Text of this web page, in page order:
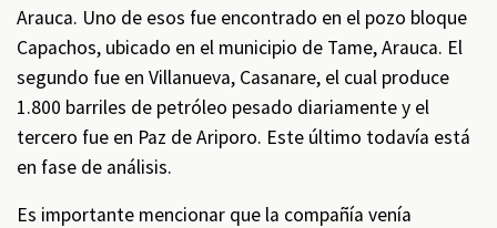
Arauca. Uno de esos fue encontrado en el pozo bloque
Capachos, ubicado en el municipio de Tame, Arauca. El
segundo fue en Villanueva, Casanare, el cual produce
1.800 barriles de petróleo pesado diariamente y el
tercero fue en Paz de Ariporo. Este último todavía está
en fase de análisis.
Es importante mencionar que la compañía venía